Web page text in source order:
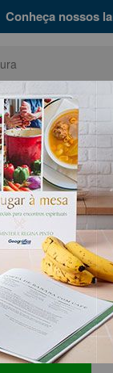
Conheça nossos
Bíblias